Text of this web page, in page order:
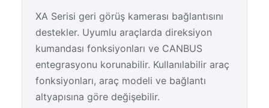
XA Serisi geri görüş kamerası bağlantısını
destekler. Uyumlu araçlarda direksiyon
kumandası fonksiyonları ve CANBUS
entegrasyonu korunabilir. Kullanılabilir araç
fonksiyonları, araç modeli ve bağlantı
altyapısına göre değişebilir.